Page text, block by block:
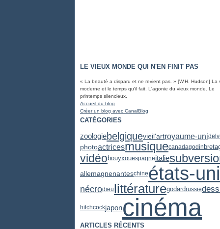
LE VIEUX MONDE QUI N'EN FINIT PAS
« La beauté a disparu et ne revient pas. » [W.H. Hudson] La
moderne et le temps qu'il fait. L'agonie du vieux monde. Le
printemps silencieux.
Accueil du blog
Créer un blog avec CanalBlog
CATÉGORIES
zoologiebelgiquevieil'artroyaume-uni
photoactricesmusiquecanadagodin
vidéo bouyxouespagneitalie
allemagnenanteschineétats-
nécrodieu littératuregodardrussie
hitchcockjaponcinéma
ARTICLES RÉCENTS